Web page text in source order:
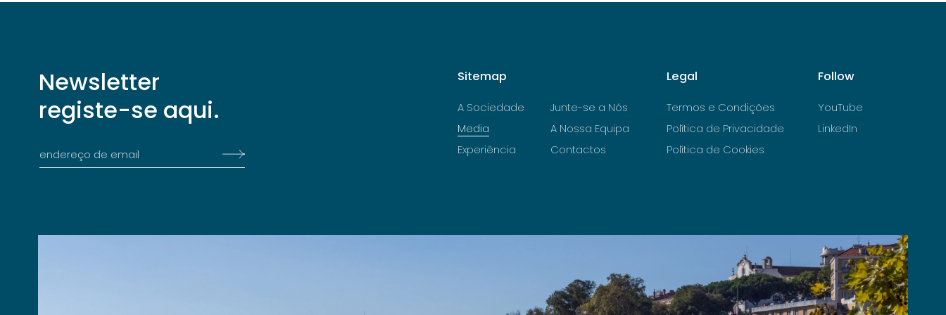
Newsletter
registe-se aqui.
Sitemap
A Sociedade
Media
Experiência
Junte-se a Nós
A Nossa Equipa
Contactos
Legal
Termos e Condições
Política de Privacidade
Política de Cookies
Follow
YouTube
LinkedIn